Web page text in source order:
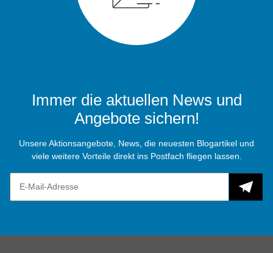
Immer die aktuellen News und
Angebote sichern!
Unsere Aktionsangebote, News, die neuesten Blogartikel und
viele weitere Vorteile direkt ins Postfach fliegen lassen.